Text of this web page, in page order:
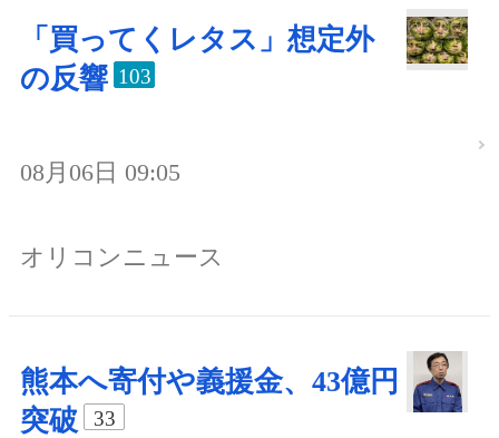
「買ってくレタス」想定外
の反響 103
08月06日 09:05
オリコンニュース
熊本へ寄付や義援金、43億円
突破
33